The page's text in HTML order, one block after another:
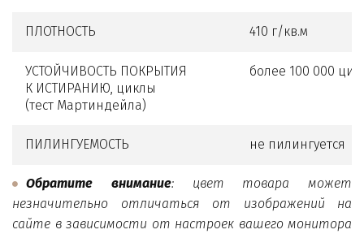
ПЛОТНОСТЬ 410 г/кв.м
УСТОЙЧИВОСТЬ ПОКРЫТИЯ
К ИСТИРАНИЮ, циклы
(тест Мартиндейла)
более 100 000
ПИЛИНГУЕМОСТЬ не пилингуется
Обратите внимание: цвет товара может
незначительно отличаться от изображений на
сайте в зависимости от настроек вашего монитора